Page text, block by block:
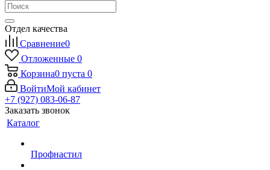
Отдел качества
Сравнение0
Отложенные 0
Корзина0 пуста 0
ВойтиМой кабинет
+7 (927) 083-06-87
Заказать звонок
Каталог
Профнастил